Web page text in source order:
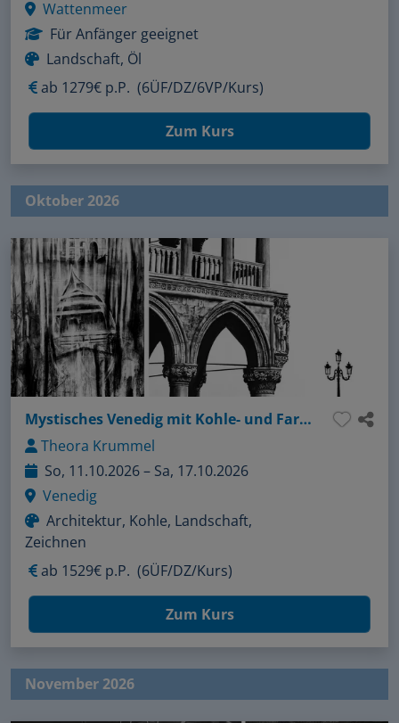
Wattenmeer
Für Anfänger geeignet
Landschaft, Öl
ab 1279€ p.P. (6ÜF/DZ/6VP/Kurs)
Zum Kurs
Oktober 2026
Mystisches Venedig mit Kohle- und Farbstiftzeichnung
Theora Krummel
So, 11.10.2026 – Sa, 17.10.2026
Venedig
Architektur, Kohle, Landschaft,
Zeichnen
ab 1529€ p.P. (6ÜF/DZ/Kurs)
Zum Kurs
November 2026